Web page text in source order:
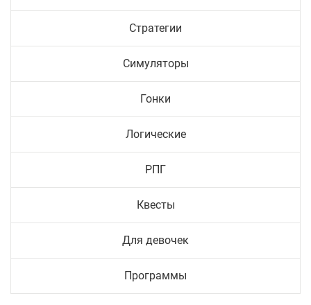
Стратегии
Симуляторы
Гонки
Логические
РПГ
Квесты
Для девочек
Программы